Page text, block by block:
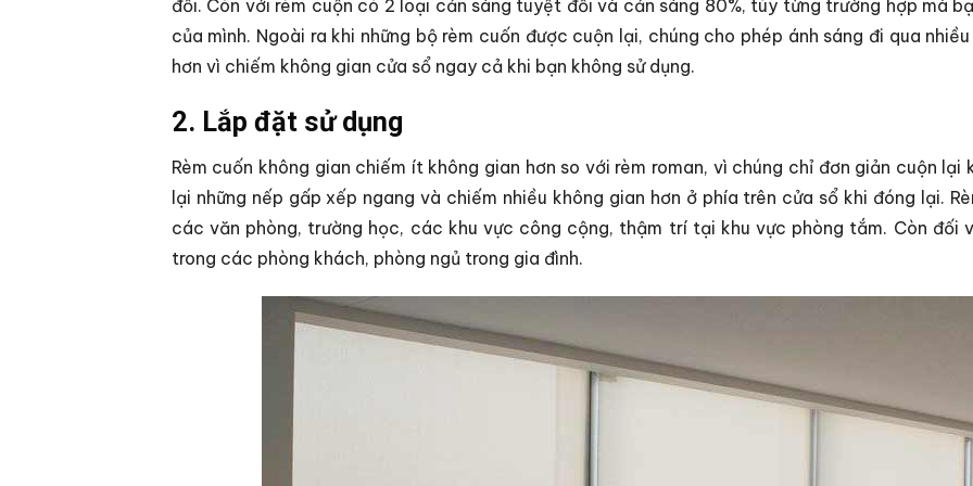
đối. Còn với rèm cuộn có 2 loại cản sáng tuyệt đối và cản sáng 80%, tùy từng trường hợp mà
của mình. Ngoài ra khi những bộ rèm cuốn được cuộn lại, chúng cho phép ánh sáng đi qua
hơn vì chiếm không gian cửa sổ ngay cả khi bạn không sử dụng.
2. Lắp đặt sử dụng
Rèm cuốn không gian chiếm ít không gian hơn so với rèm roman, vì chúng chỉ đơn giản cuộn lại
lại những nếp gấp xếp ngang và chiếm nhiều không gian hơn ở phía trên cửa sổ khi đóng lại.
các văn phòng, trường học, các khu vực công cộng, thậm trí tại khu vực phòng tắm. Còn đối
trong các phòng khách, phòng ngủ trong gia đình.